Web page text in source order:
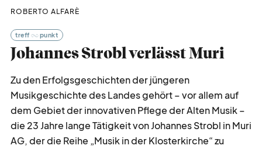
ROBERTO ALFARÈ
treff punkt
Johannes Strobl verlässt Muri
Zu den Erfolgsgeschichten der jüngeren
Musikgeschichte des Landes gehört – vor allem auf
dem Gebiet der innovativen Pflege der Alten Musik –
die 23 Jahre lange Tätigkeit von Johannes Strobl in Muri
AG, der die Reihe „Musik in der Klosterkirche“ zu